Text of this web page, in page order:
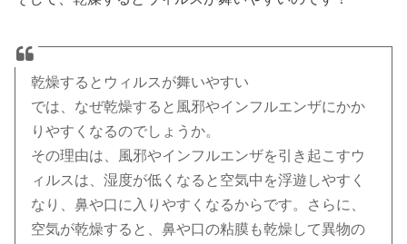
乾燥するとウィルスが舞いやすい
では、なぜ乾燥すると風邪やインフルエンザにかか
りやすくなるのでしょうか。
その理由は、風邪やインフルエンザを引き起こすウ
ィルスは、湿度が低くなると空気中を浮遊しやすく
なり、鼻や口に入りやすくなるからです。さらに、
空気が乾燥すると、鼻や口の粘膜も乾燥して異物の